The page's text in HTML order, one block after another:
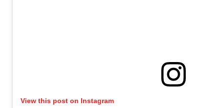
View this post on Instagram